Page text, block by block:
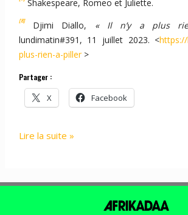
Shakespeare, Romeo et Juliette.
[8]Djimi Diallo, « Il n’y a plus
lundimatin#391, 11 juillet 2023. <
plus-rien-a-piller>
Partager :
X Facebook
Ni
Lire la suite »